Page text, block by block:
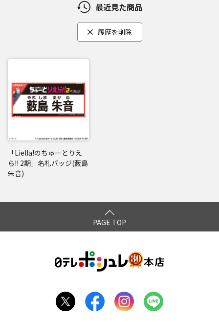
最近見た商品
履歴を削除
「Liella!のちゅーとりえ
ら!! 2期」名札バッジ(薮島
朱音)
PAGE TOP